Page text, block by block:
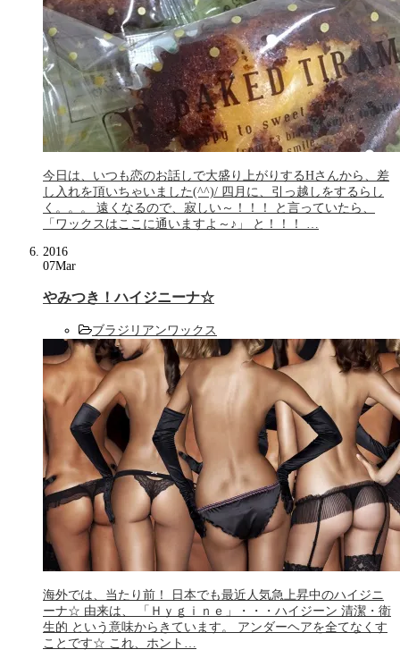
今日は、いつも恋のお話しで大盛り上がりするHさんから、差
し入れを頂いちゃいました(^^)/ 四月に、引っ越しをするらし
く。。。 遠くなるので、寂しい～！！！ と言っていたら、
「ワックスはここに通いますよ～♪」 と！！！ …
2016
07Mar
やみつき！ハイジニーナ☆
ブラジリアンワックス
海外では、当たり前！ 日本でも最近人気急上昇中のハイジニ
ーナ☆ 由来は、 「Ｈｙｇｉｎｅ」・・・ハイジーン 清潔・衛
生的 という意味からきています。 アンダーヘアを全てなくす
ことです☆ これ、ホント…